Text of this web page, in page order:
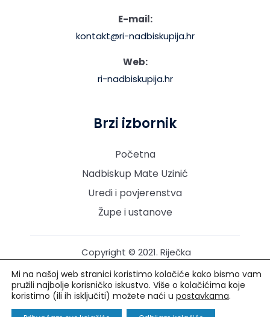
E-mail:
kontakt@ri-nadbiskupija.hr
Web:
ri-nadbiskupija.hr
Brzi izbornik
Početna
Nadbiskup Mate Uzinić
Uredi i povjerenstva
Župe i ustanove
Copyright © 2021. Riječka
pridržana.
Izrada i održavanje: Creative Media™
Mi na našoj web stranici koristimo kolačiće kako bismo vam
pružili najbolje korisničko iskustvo. Više o kolačićima koje
koristimo (ili ih isključiti) možete naći u postavkama.